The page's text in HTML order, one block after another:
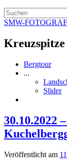
SMW-
Kreuzspitze
Bergtour
...
Slider
30.10.2022
Veröffentlicht am